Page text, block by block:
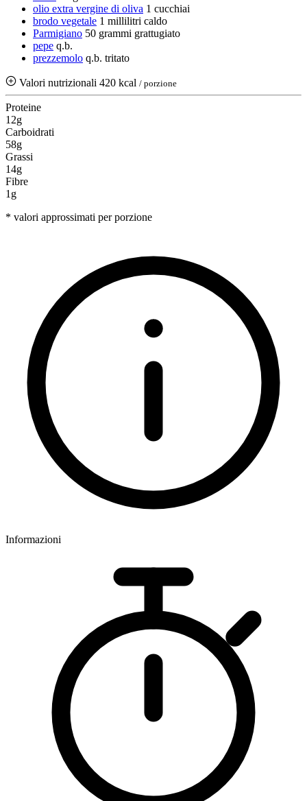
olio extra vergine di oliva 1 cucchiai
brodo vegetale 1 millilitri caldo
Parmigiano 50 grammi grattugiato
pepe q.b.
prezzemolo q.b. tritato
Valori nutrizionali 420 kcal / porzione
Proteine
12g
Carboidrati
58g
Grassi
14g
Fibre
1g
* valori approssimati per porzione
Informazioni